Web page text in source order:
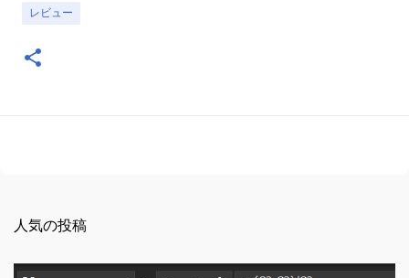
レビュー
人気の投稿